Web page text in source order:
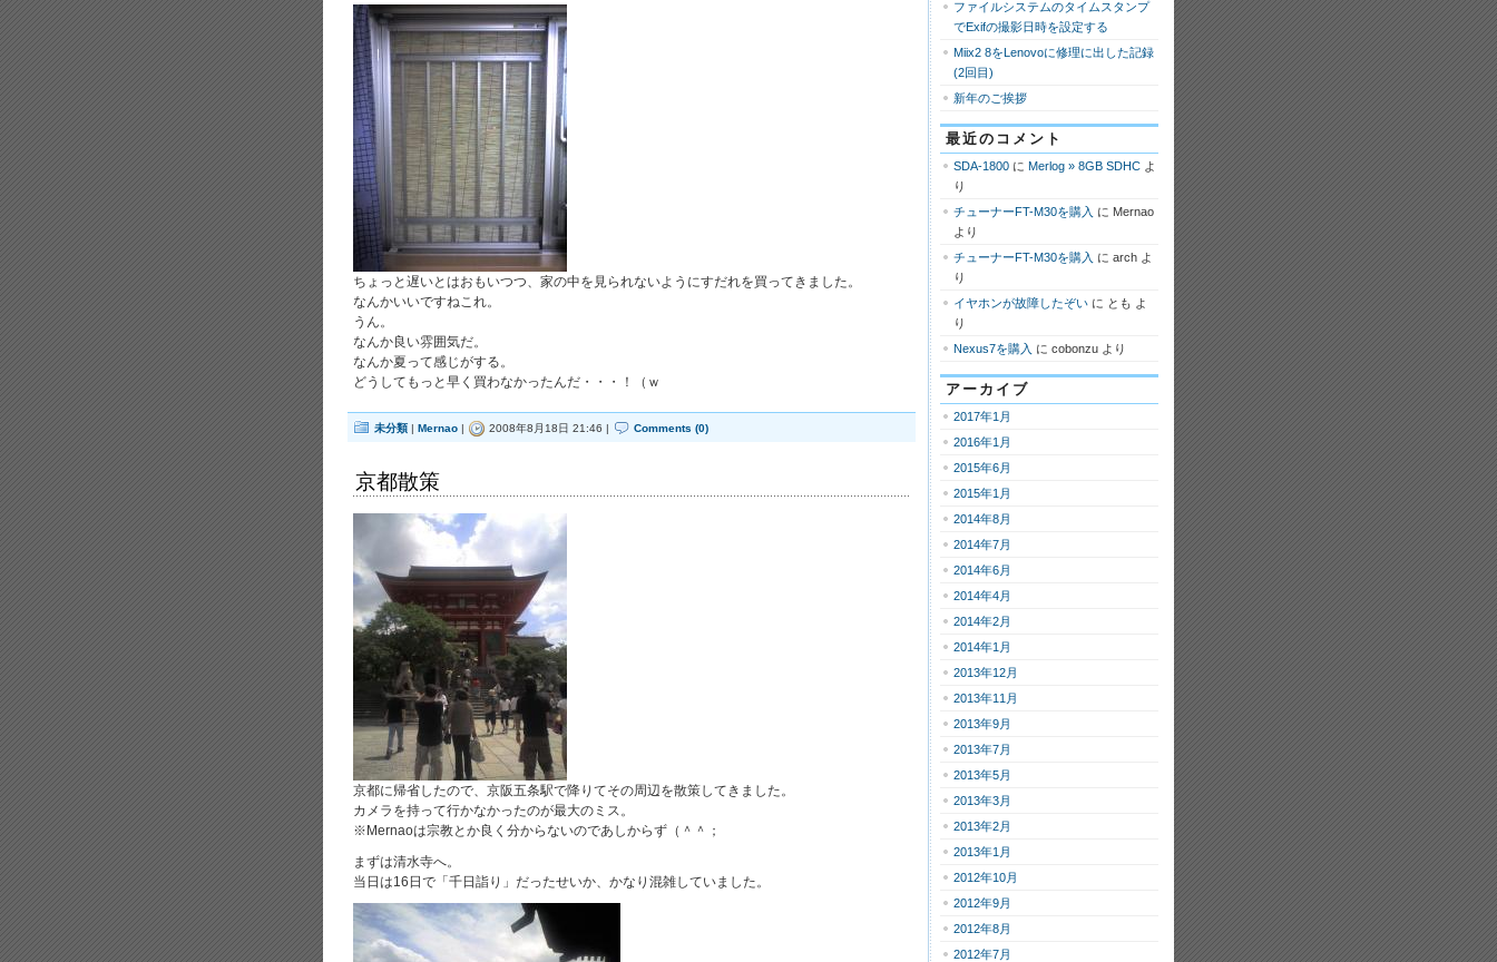
ちょっと遅いとはおもいつつ、家の中を見られないようにすだれを買ってきました。
なんかいいですねこれ。
うん。
なんか良い雰囲気だ。
なんか夏って感じがする。
どうしてもっと早く買わなかったんだ・・・！（ｗ
未分類 | Mernao | 2008年8月18日 21:46 | Comments (0)
京都散策
京都に帰省したので、京阪五条駅で降りてその周辺を散策してきました。
カメラを持って行かなかったのが最大のミス。
※Mernaoは宗教とか良く分からないのであしからず（＾＾；
まずは清水寺へ。
当日は16日で「千日詣り」だったせいか、かなり混雑していました。
ファイルシステムのタイムスタンプ
でExifの撮影日時を設定する
Miix2 8をLenovoに修理に出した記録
(2回目)
新年のご挨拶
最近のコメント
SDA-1800 に Merlog » 8GB SDHC よ
り
チューナーFT-M30を購入 に Mernao
より
チューナーFT-M30を購入 に arch よ
り
イヤホンが故障したぞい に とも よ
り
Nexus7を購入 に cobonzu より
アーカイブ
2017年1月
2016年1月
2015年6月
2015年1月
2014年8月
2014年7月
2014年6月
2014年4月
2014年2月
2014年1月
2013年12月
2013年11月
2013年9月
2013年7月
2013年5月
2013年3月
2013年2月
2013年1月
2012年10月
2012年9月
2012年8月
2012年7月